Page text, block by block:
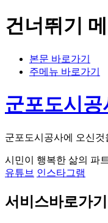
건너뛰기
본문 바로가기
주메뉴 바로가기
군포도시공
군포도시공사에 오신것
시민이 행복한 삶의 파
유튜브 인스타그램
서비스바로가기